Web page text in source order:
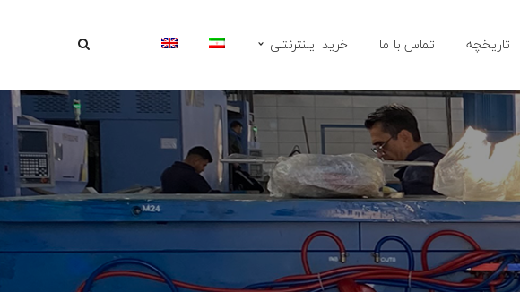
تاریخچه تماس با ما خرید ایـنترنتـی